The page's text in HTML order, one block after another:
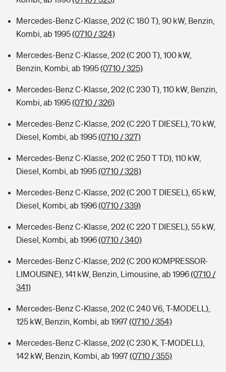
Mercedes-Benz C-Klasse, 202 (C 180 T), 90 kW, Benzin,
Kombi, ab 1995(0710 / 324)
Mercedes-Benz C-Klasse, 202 (C 200 T), 100 kW,
Benzin, Kombi, ab 1995(0710 / 325)
Mercedes-Benz C-Klasse, 202 (C 230 T), 110 kW, Benzin,
Kombi, ab 1995(0710 / 326)
Mercedes-Benz C-Klasse, 202 (C 220 T DIESEL), 70 kW,
Diesel, Kombi, ab 1995(0710 / 327)
Mercedes-Benz C-Klasse, 202 (C 250 T TD), 110 kW,
Diesel, Kombi, ab 1995(0710 / 328)
Mercedes-Benz C-Klasse, 202 (C 200 T DIESEL), 65 kW,
Diesel, Kombi, ab 1996(0710 / 339)
Mercedes-Benz C-Klasse, 202 (C 220 T DIESEL), 55 kW,
Diesel, Kombi, ab 1996(0710 / 340)
Mercedes-Benz C-Klasse, 202 (C 200 KOMPRESSOR-
LIMOUSINE), 141 kW, Benzin, Limousine, ab 1996(0710 /
341)
Mercedes-Benz C-Klasse, 202 (C 240 V6, T-MODELL),
125 kW, Benzin, Kombi, ab 1997(0710 / 354)
Mercedes-Benz C-Klasse, 202 (C 230 K, T-MODELL),
142 kW, Benzin, Kombi, ab 1997(0710 / 355)